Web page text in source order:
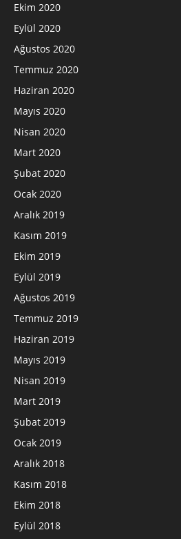
Ekim 2020
Eylül 2020
Ağustos 2020
Temmuz 2020
Haziran 2020
Mayıs 2020
Nisan 2020
Mart 2020
Şubat 2020
Ocak 2020
Aralık 2019
Kasım 2019
Ekim 2019
Eylül 2019
Ağustos 2019
Temmuz 2019
Haziran 2019
Mayıs 2019
Nisan 2019
Mart 2019
Şubat 2019
Ocak 2019
Aralık 2018
Kasım 2018
Ekim 2018
Eylül 2018